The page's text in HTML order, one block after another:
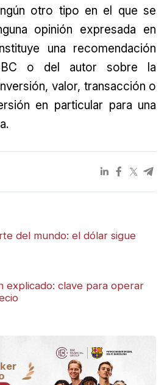
otro tipo en el que se
opinión expresada en
una recomendación
o del autor sobre la
valor, transacción o
en particular para una
del mundo: el dólar sigue
explicado: clave para operar